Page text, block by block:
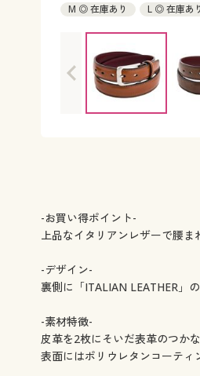
M ◎ 在庫あり L ◎ 在庫あり
-お買い得ポイント-
上品なイタリアンレザーで腰ま
-デザイン-
裏側に「ITALIAN LEATHER」
-素材特徴-
皮革を2枚にそいだ表革のつか
表面にはポリウレタンコーティ